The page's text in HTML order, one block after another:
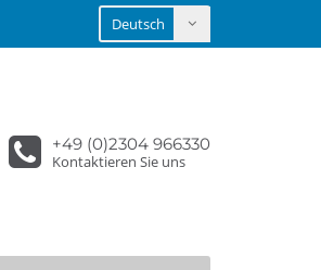
+49 (0)2304 966330
Kontaktieren Sie uns